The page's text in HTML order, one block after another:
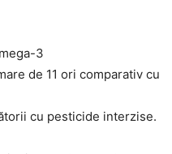
3
de 11 ori comparativ cu
cu pesticide interzise.